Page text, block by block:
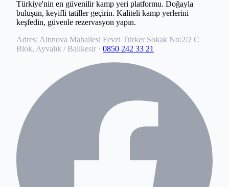
Türkiye'nin en güvenilir kamp yeri platformu. Doğayla
buluşun, keyifli tatiller geçirin. Kaliteli kamp yerlerini
keşfedin, güvenle rezervasyon yapın.
Adres: Altınova Mahallesi Fevzi Türker Sokak No:2/2 C
Blok, Ayvalık / Balıkesir · 0850 242 33 21